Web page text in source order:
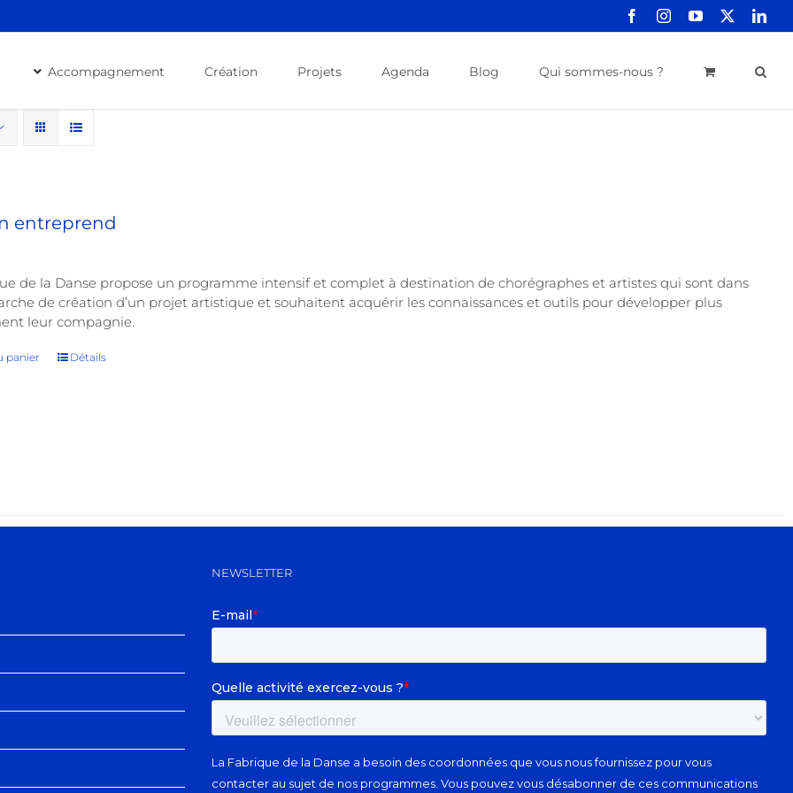
FacebookInstagramYouTube
Accompagnement Création Projets Agenda Blog Qui sommes-nous ?
entreprend
de la Danse propose un programme intensif et complet à destination de chorégraphes et artistes qui sont dans
de création d’un projet artistique et souhaitent acquérir les connaissances et outils pour développer plus
leur compagnie.
panier Détails
NEWSLETTER